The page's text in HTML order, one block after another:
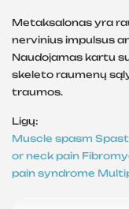
Metaksalonas yra
nervinius impulsus
Naudojamas kartu
skeleto raumenų
traumos.
Ligų:
Muscle spasm
or neck pain
pain syndrome